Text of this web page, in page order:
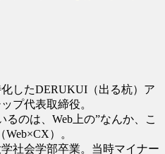
したDERUKUI（出る杭）ア
プ代表取締役。
のは、Web上の”なんか、こ
）。
社会学部卒業。当時マイナー